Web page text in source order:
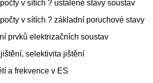
v sítích ? ustálené stavy soustav
v sítích ? základní poruchové stavy
prvků elektrizačních soustav
selektivita jištění
a frekvence v ES